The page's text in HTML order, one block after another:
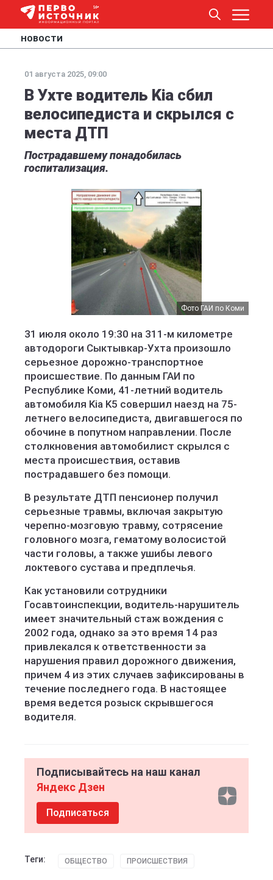
НОВОСТИ
01 августа 2025, 09:00
В Ухте водитель Kia сбил
велосипедиста и скрылся с
места ДТП
Пострадавшему понадобилась
госпитализация.
Фото ГАИ по Коми
31 июля около 19:30 на 311-м километре
автодороги Сыктывкар-Ухта произошло
серьезное дорожно-транспортное
происшествие. По данным ГАИ по
Республике Коми, 41-летний водитель
автомобиля Kia K5 совершил наезд на 75-
летнего велосипедиста, двигавшегося по
обочине в попутном направлении. После
столкновения автомобилист скрылся с
места происшествия, оставив
пострадавшего без помощи.
В результате ДТП пенсионер получил
серьезные травмы, включая закрытую
черепно-мозговую травму, сотрясение
головного мозга, гематому волосистой
части головы, а также ушибы левого
локтевого сустава и предплечья.
Как установили сотрудники
Госавтоинспекции, водитель-нарушитель
имеет значительный стаж вождения с
2002 года, однако за это время 14 раз
привлекался к ответственности за
нарушения правил дорожного движения,
причем 4 из этих случаев зафиксированы в
течение последнего года. В настоящее
время ведется розыск скрывшегося
водителя.
Подписывайтесь на наш канал
Яндекс Дзен
Подписаться
Теги: ОБЩЕСТВО ПРОИСШЕСТВИЯ